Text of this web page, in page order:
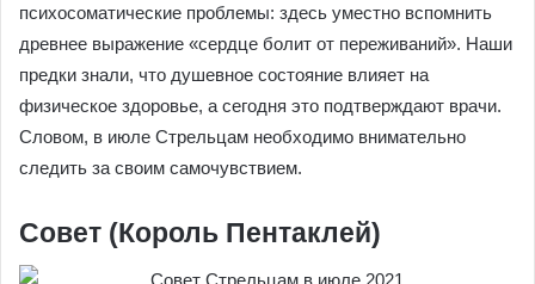
психосоматические проблемы: здесь уместно вспомнить
древнее выражение «сердце болит от переживаний». Наши
предки знали, что душевное состояние влияет на
физическое здоровье, а сегодня это подтверждают врачи.
Словом, в июле Стрельцам необходимо внимательно
следить за своим самочувствием.
Совет (Король Пентаклей)